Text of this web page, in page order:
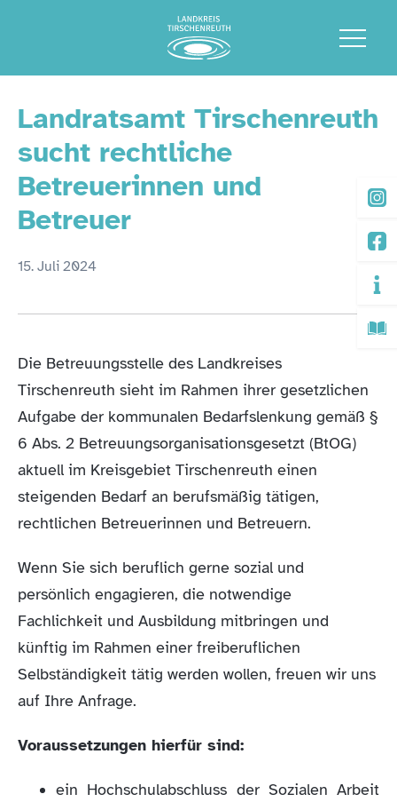
Landratsamt Tirschenreuth
sucht rechtliche
Betreuerinnen und
Betreuer
15. Juli 2024
Die Betreuungsstelle des Landkreises
Tirschenreuth sieht im Rahmen ihrer gesetzlichen
Aufgabe der kommunalen Bedarfslenkung gemäß §
6 Abs. 2 Betreuungsorganisationsgesetzt (BtOG)
aktuell im Kreisgebiet Tirschenreuth einen
steigenden Bedarf an berufsmäßig tätigen,
rechtlichen Betreuerinnen und Betreuern.
Wenn Sie sich beruflich gerne sozial und
persönlich engagieren, die notwendige
Fachlichkeit und Ausbildung mitbringen und
künftig im Rahmen einer freiberuflichen
Selbständigkeit tätig werden wollen, freuen wir uns
auf Ihre Anfrage.
Voraussetzungen hierfür sind:
ein Hochschulabschluss der Sozialen Arbeit